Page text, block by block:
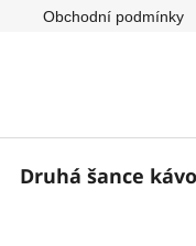
Obchodní podmínky
Druhá šance